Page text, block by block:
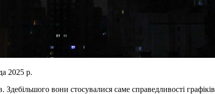
2025 р.
вони стосувалися саме справедливості графіків